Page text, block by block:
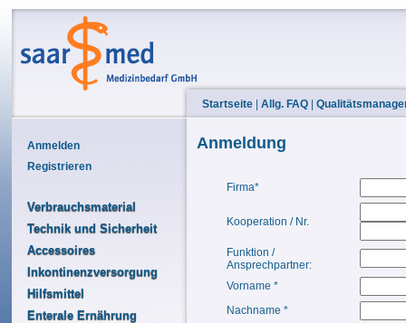
Startseite |Allg. FAQ |
Anmelden
Registrieren
Verbrauchsmaterial
Technik und Sicherheit
Accessoires
Inkontinenzversorgung
Hilfsmittel
Enterale Ernährung
Anmeldung
Firma*
Kooperation / Nr.
Funktion /
Ansprechpartner:
Vorname *
Nachname *